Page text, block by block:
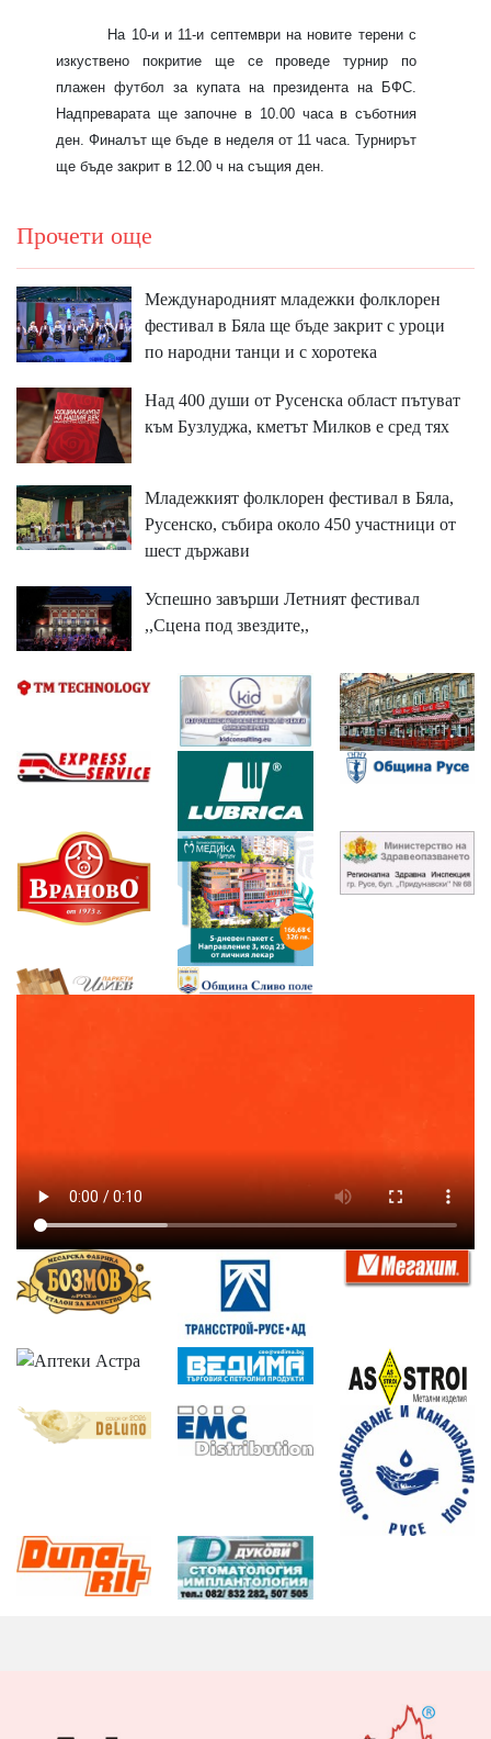
На 10-и и 11-и септември на новите терени с
изкуствено покритие ще се проведе турнир по
плажен футбол за купата на президента на БФС.
Надпреварата ще започне в 10.00 часа в съботния
ден. Финалът ще бъде в неделя от 11 часа. Турнирът
ще бъде закрит в 12.00 ч на същия ден.
Прочети още
Международният младежки фолклорен
фестивал в Бяла ще бъде закрит с уроци
по народни танци и с хоротека
Над 400 души от Русенска област пътуват
към Бузлуджа, кметът Милков е сред тях
Младежкият фолклорен фестивал в Бяла,
Русенско, събира около 450 участници от
шест държави
Успешно завърши Летният фестивал
,,Сцена под звездите,,